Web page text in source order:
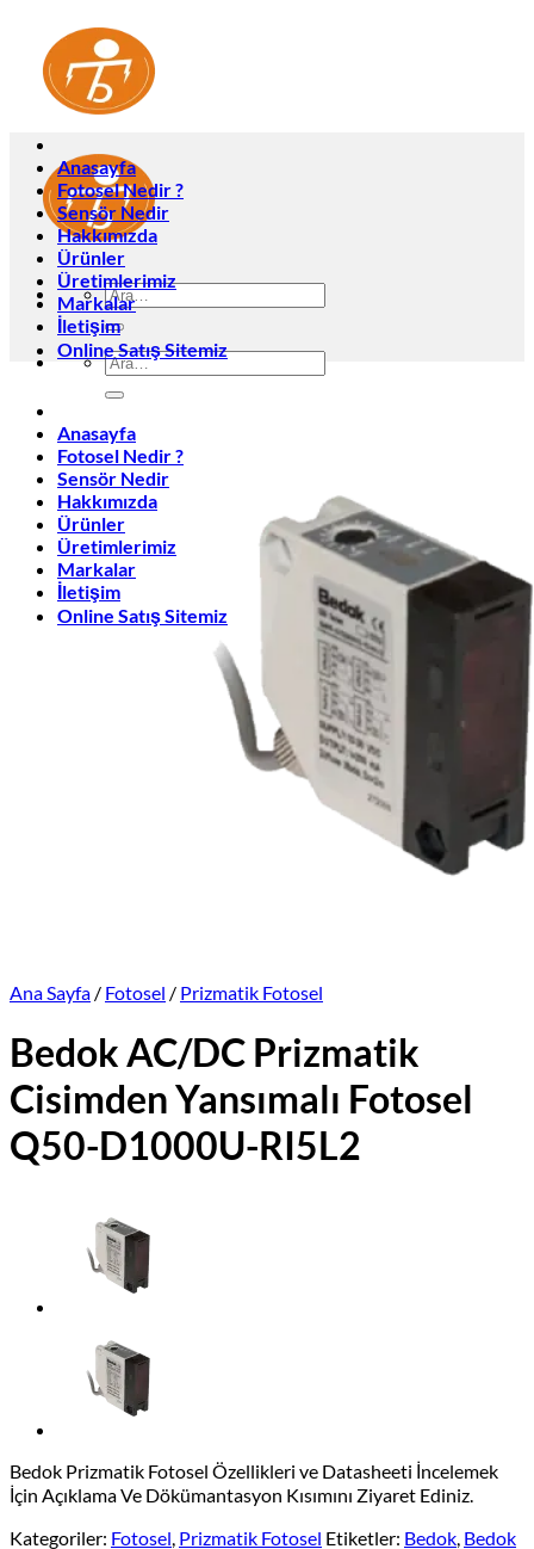
Ara:
Ara:
Anasayfa
Fotosel Nedir ?
Sensör Nedir
Hakkımızda
Ürünler
Üretimlerimiz
Markalar
İletişim
Online Satış Sitemiz
Anasayfa
Fotosel Nedir ?
Sensör Nedir
Hakkımızda
Ürünler
Üretimlerimiz
Markalar
İletişim
Online Satış Sitemiz
Ana Sayfa / Fotosel / Prizmatik Fotosel
Bedok AC/DC Prizmatik
Cisimden Yansımalı Fotosel
Q50-D1000U-RI5L2
Bedok Prizmatik Fotosel Özellikleri ve Datasheeti İncelemek
İçin Açıklama Ve Dökümantasyon Kısımını Ziyaret Ediniz.
Kategoriler: Fotosel, Prizmatik Fotosel Etiketler: Bedok, Bedok